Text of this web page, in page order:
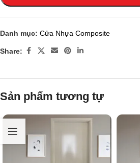
Danh mục: Cửa Nhựa Composite
Share:
Sản phẩm tương tự